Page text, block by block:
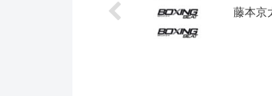
藤本京